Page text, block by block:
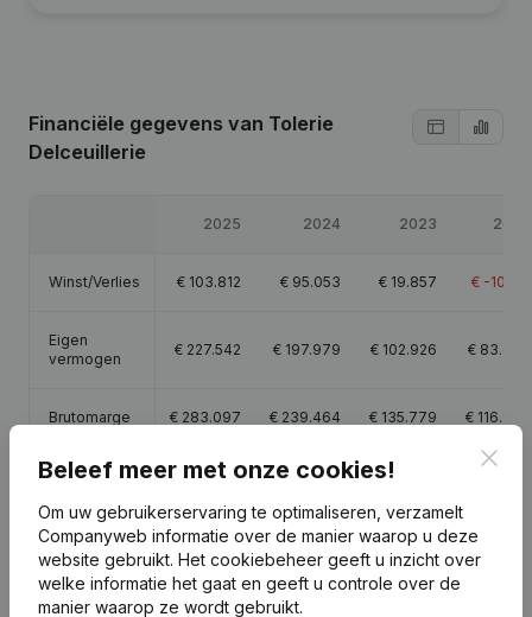
Financiële gegevens van Tolerie
Delceuillerie
2025 2024 2023 2022
Winst/Verlies € 103.812 € 95.053 € 19.857 € -10.155
Eigen
vermogen
€ 227.542 € 197.979 € 102.926 € 83.069
Brutomarge € 283.097 € 239.464 € 135.779 € 116.878
Personeel 1,3 1,3
Beleef meer met onze cookies!
Om uw gebruikerservaring te optimaliseren, verzamelt
Companyweb informatie over de manier waarop u deze
website gebruikt. Het cookiebeheer geeft u inzicht over
welke informatie het gaat en geeft u controle over de
manier waarop ze wordt gebruikt.